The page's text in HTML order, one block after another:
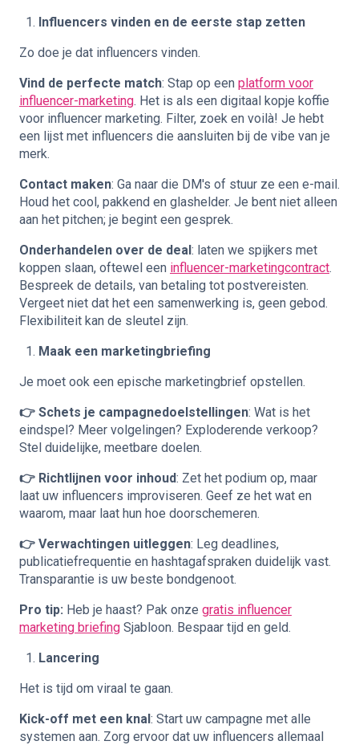
Influencers vinden en de eerste stap zetten
Zo doe je dat influencers vinden.
Vind de perfecte match: Stap op een platform voor
influencer-marketing. Het is als een digitaal kopje koffie
voor influencer marketing. Filter, zoek en voilà! Je hebt
een lijst met influencers die aansluiten bij de vibe van je
merk.
Contact maken: Ga naar die DM's of stuur ze een e-mail.
Houd het cool, pakkend en glashelder. Je bent niet alleen
aan het pitchen; je begint een gesprek.
Onderhandelen over de deal: laten we spijkers met
koppen slaan, oftewel een influencer-marketingcontract.
Bespreek de details, van betaling tot postvereisten.
Vergeet niet dat het een samenwerking is, geen gebod.
Flexibiliteit kan de sleutel zijn.
Maak een marketingbriefing
Je moet ook een epische marketingbrief opstellen.
👉 Schets je campagnedoelstellingen: Wat is het
eindspel? Meer volgelingen? Exploderende verkoop?
Stel duidelijke, meetbare doelen.
👉 Richtlijnen voor inhoud: Zet het podium op, maar
laat uw influencers improviseren. Geef ze het wat en
waarom, maar laat hun hoe doorschemeren.
👉 Verwachtingen uitleggen: Leg deadlines,
publicatiefrequentie en hashtagafspraken duidelijk vast.
Transparantie is uw beste bondgenoot.
Pro tip: Heb je haast? Pak onze gratis influencer
marketing briefing Sjabloon. Bespaar tijd en geld.
Lancering
Het is tijd om viraal te gaan.
Kick-off met een knal: Start uw campagne met alle
systemen aan. Zorg ervoor dat uw influencers allemaal